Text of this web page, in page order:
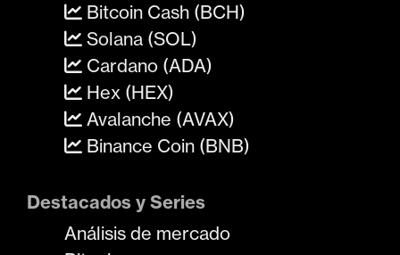
Bitcoin Cash (BCH)
Solana (SOL)
Cardano (ADA)
Hex (HEX)
Avalanche (AVAX)
Binance Coin (BNB)
Destacados y Series
Análisis de mercado